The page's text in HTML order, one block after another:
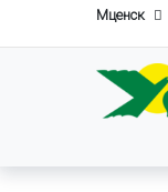
Мценск